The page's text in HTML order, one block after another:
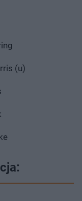
(u)